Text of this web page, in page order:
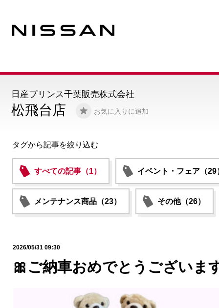
松飛台店 お気に入りに追加
日産プリンス千葉販売株式会社
タグから記事を絞り込む
すべての記事（1） イベント・フェア（29
メンテナンス商品（23） その他（26）
2026/05/31 09:30
🎀ご納車おめでとうございま